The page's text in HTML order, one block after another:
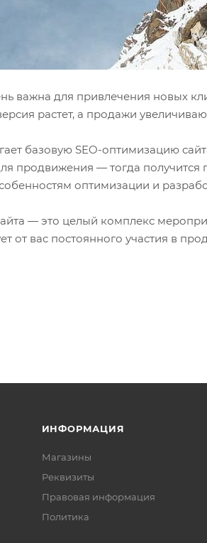
важна для привлечения новых
растет, а продажи
базовую SEO-оптимизацию
продвижения — тогда
оптимизации и
— это целый комплекс
от вас постоянного участия в
ИНФОРМАЦИЯ
Магазины
Реквизиты
Правовая информация
Политика